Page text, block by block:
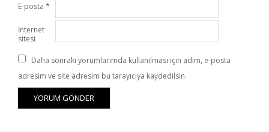
E-posta *
İnternet
sitesi
Daha sonraki yorumlarımda kullanılması için adım, e-posta
adresim ve site adresim bu tarayıcıya kaydedilsin.